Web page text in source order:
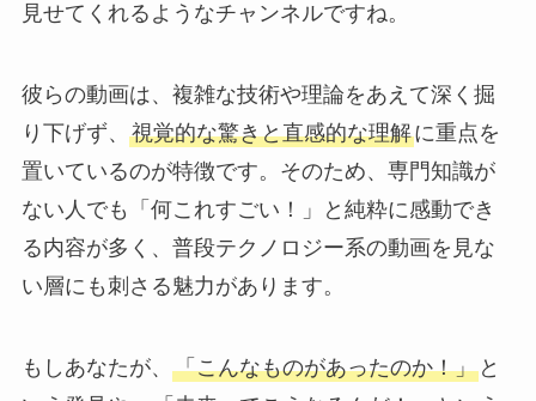
見せてくれるようなチャンネルですね。
彼らの動画は、複雑な技術や理論をあえて深く掘
り下げず、 視覚的な驚きと直感的な理解に重点を
置いているのが特徴です。そのため、専門知識が
ない人でも「何これすごい！」と純粋に感動でき
る内容が多く、普段テクノロジー系の動画を見な
い層にも刺さる魅力があります。
もしあなたが、 「こんなものがあったのか！」と